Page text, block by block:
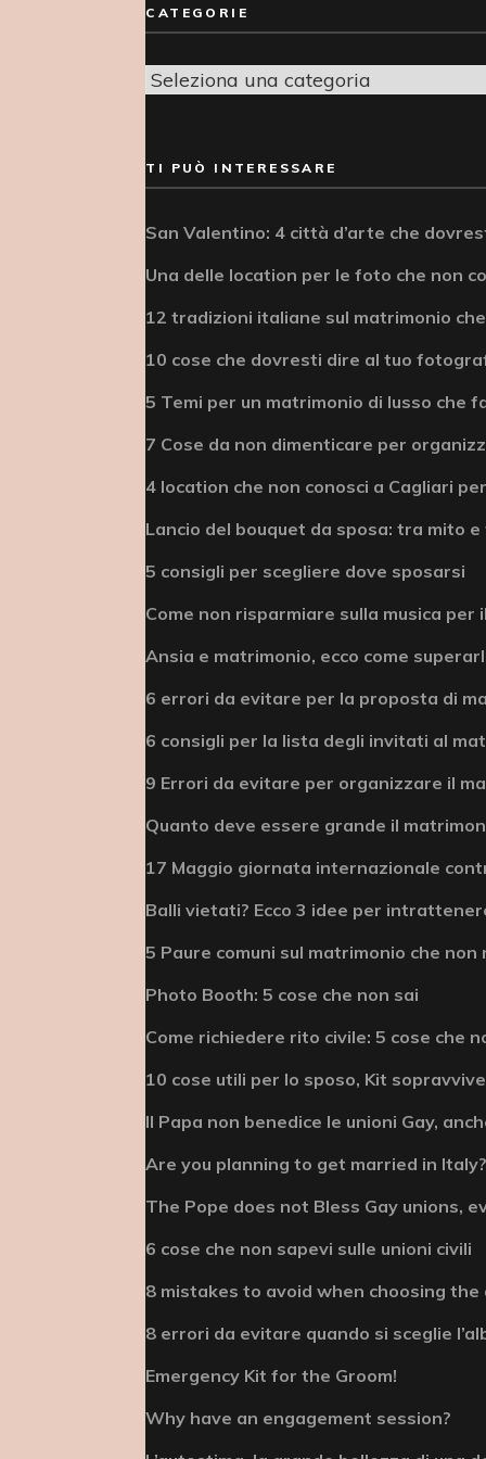
CATEGORIE
Categorie
TI PUÒ INTERESSARE
San Valentino: 4 città d’arte che
Una delle location per le foto che non
12 tradizioni italiane sul matrimonio
10 cose che dovresti dire al tuo
5 Temi per un matrimonio di lusso che
7 Cose da non dimenticare per
4 location che non conosci a Cagliari
Lancio del bouquet da sposa: tra mito e
5 consigli per scegliere dove sposarsi
Come non risparmiare sulla musica per
Ansia e matrimonio, ecco come
6 errori da evitare per la proposta di
6 consigli per la lista degli invitati al
9 Errori da evitare per organizzare il
Quanto deve essere grande il
17 Maggio giornata internazionale
Balli vietati? Ecco 3 idee per
5 Paure comuni sul matrimonio che
Photo Booth: 5 cose che non sai
Come richiedere rito civile: 5 cose che
10 cose utili per lo sposo, Kit
Il Papa non benedice le unioni Gay,
Are you planning to get married in
The Pope does not Bless Gay unions,
6 cose che non sapevi sulle unioni civili
8 mistakes to avoid when choosing the
8 errori da evitare quando si sceglie
Emergency Kit for the Groom!
Why have an engagement session?